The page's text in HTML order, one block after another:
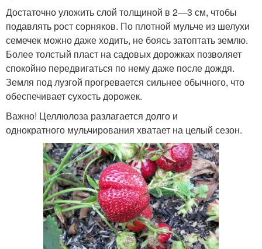
Достаточно уложить слой толщиной в 2—3 см, чтобы
подавлять рост сорняков. По плотной мульче из шелухи
семечек можно даже ходить, не боясь затоптать землю.
Более толстый пласт на садовых дорожках позволяет
спокойно передвигаться по нему даже после дождя.
Земля под лузгой прогревается сильнее обычного, что
обеспечивает сухость дорожек.
Важно! Целлюлоза разлагается долго и
однократного мульчирования хватает на целый сезон.